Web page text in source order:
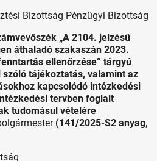
Bizottság Pénzügyi Bizottság
„A 2104. jelzésű
áthaladó szakaszán 2023.
ellenőrzése” tárgyú
tájékoztatás, valamint az
kapcsolódó intézkedési
tervben foglalt
tudomásul vételére
(141/2025-S2 anyag,